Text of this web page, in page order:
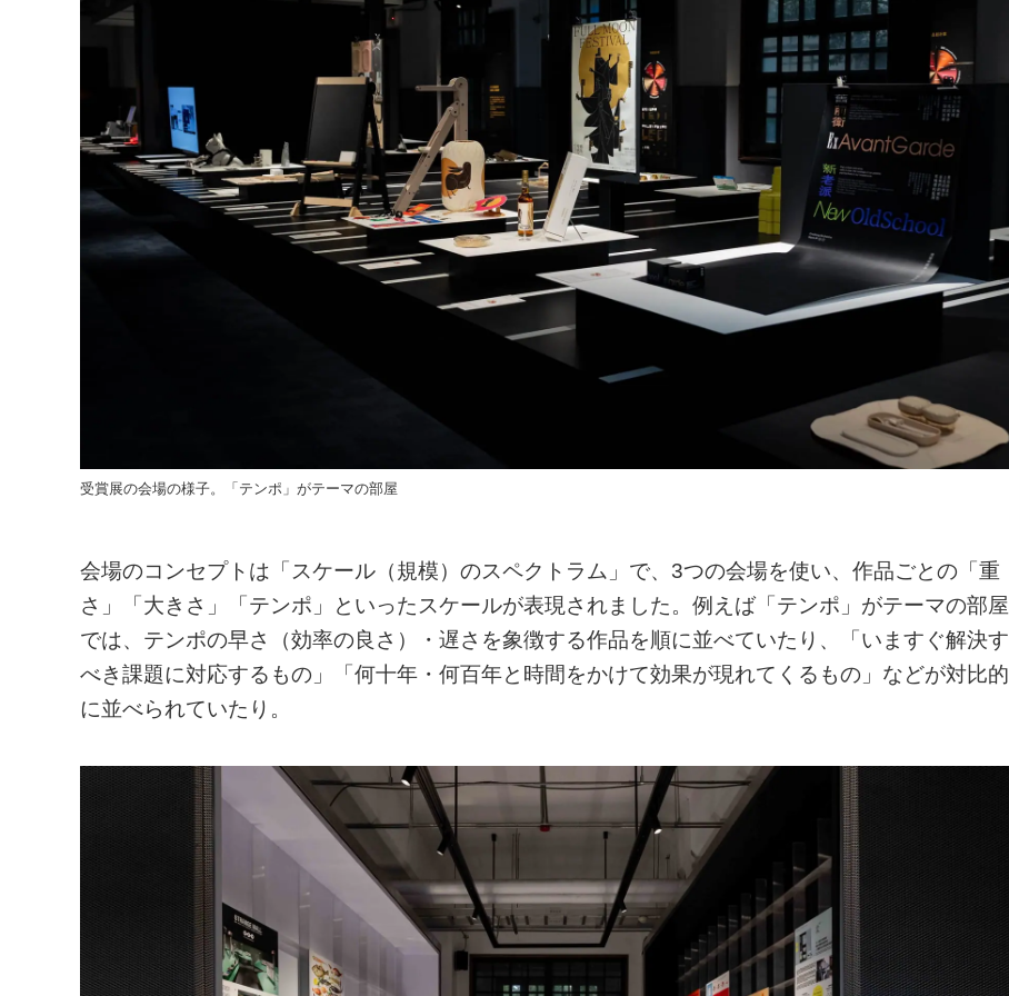
受賞展の会場の様子。「テンポ」がテーマの部屋
会場のコンセプトは「スケール（規模）のスペクトラム」で、3つの会場を使い、作品ごとの「重
さ」「大きさ」「テンポ」といったスケールが表現されました。例えば「テンポ」がテーマの部屋
では、テンポの早さ（効率の良さ）・遅さを象徴する作品を順に並べていたり、「いますぐ解決す
べき課題に対応するもの」「何十年・何百年と時間をかけて効果が現れてくるもの」などが対比的
に並べられていたり。